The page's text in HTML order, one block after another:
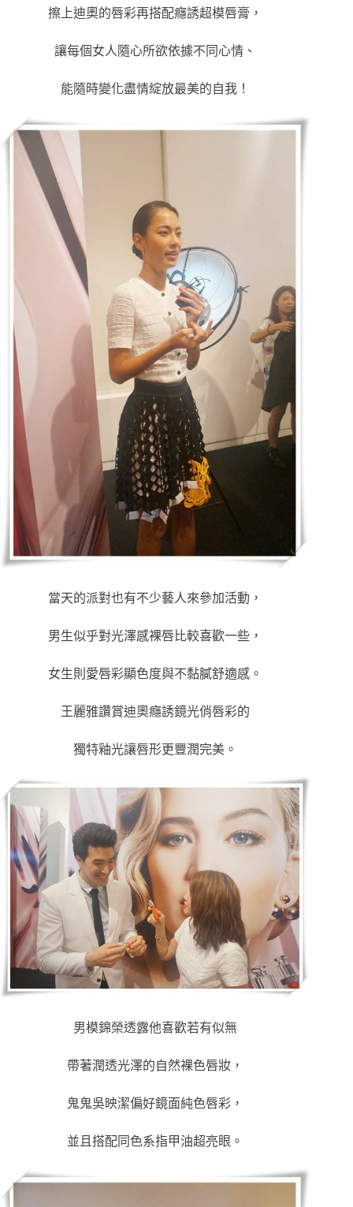
擦上迪奧的唇彩再搭配癮誘超模唇膏，
讓每個女人隨心所欲依據不同心情、
能隨時變化盡情綻放最美的自我！
當天的派對也有不少藝人來參加活動，
男生似乎對光澤感裸唇比較喜歡一些，
女生則愛唇彩顯色度與不黏膩舒適感。
王麗雅讚賞迪奧癮誘鏡光俏唇彩的
獨特釉光讓唇形更豐潤完美。
男模錦榮透露他喜歡若有似無
帶著潤透光澤的自然裸色唇妝，
鬼鬼吳映潔偏好鏡面純色唇彩，
並且搭配同色系指甲油超亮眼。